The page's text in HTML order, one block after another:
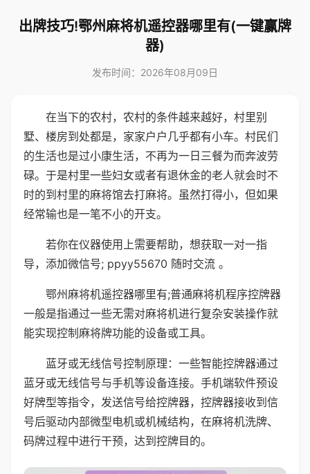
出牌技巧!鄂州麻将机遥控器哪里有(一键赢牌
器)
发布时间：2026年08月09日
在当下的农村，农村的条件越来越好，村里别
墅、楼房到处都是，家家户户几乎都有小车。村民们
的生活也是过小康生活，不再为一日三餐为而奔波劳
碌。于是村里一些妇女或者有退休金的老人就会时不
时的到村里的麻将馆去打麻将。虽然打得小，但如果
经常输也是一笔不小的开支。
若你在仪器使用上需要帮助，想获取一对一指
导，添加微信号; ppyy55670 随时交流 。
鄂州麻将机遥控器哪里有;普通麻将机程序控牌器
一般是指通过一些无需对麻将机进行复杂安装操作就
能实现控制麻将牌功能的设备或工具。
蓝牙或无线信号控制原理：一些智能控牌器通过
蓝牙或无线信号与手机等设备连接。手机端软件预设
好牌型等指令，发送信号给控牌器，控牌器接收到信
号后驱动内部微型电机或机械结构，在麻将机洗牌、
码牌过程中进行干预，达到控牌目的。